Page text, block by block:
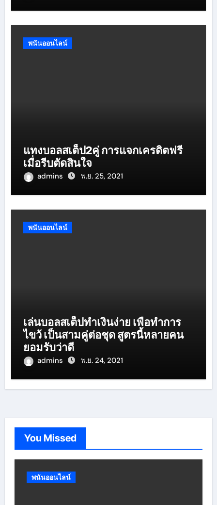
พนันออนไลน์
แทงบอลสเต็ป2คู่ การแจกเครดิตฟรี
เมื่อรีบตัดสินใจ
admins พ.ย. 25, 2021
พนันออนไลน์
เล่นบอลสเต็ปทำเงินง่าย เพื่อทำการ
ไขว้ เป็นสามคู่ต่อชุด สูตรนี้หลายคน
ยอมรับว่าดี
admins พ.ย. 24, 2021
You Missed
พนันออนไลน์